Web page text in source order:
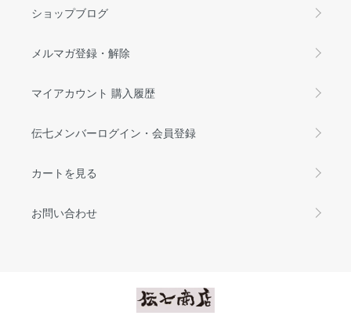
ショップブログ
メルマガ登録・解除
マイアカウント 購入履歴
伝七メンバーログイン・会員登録
カートを見る
お問い合わせ